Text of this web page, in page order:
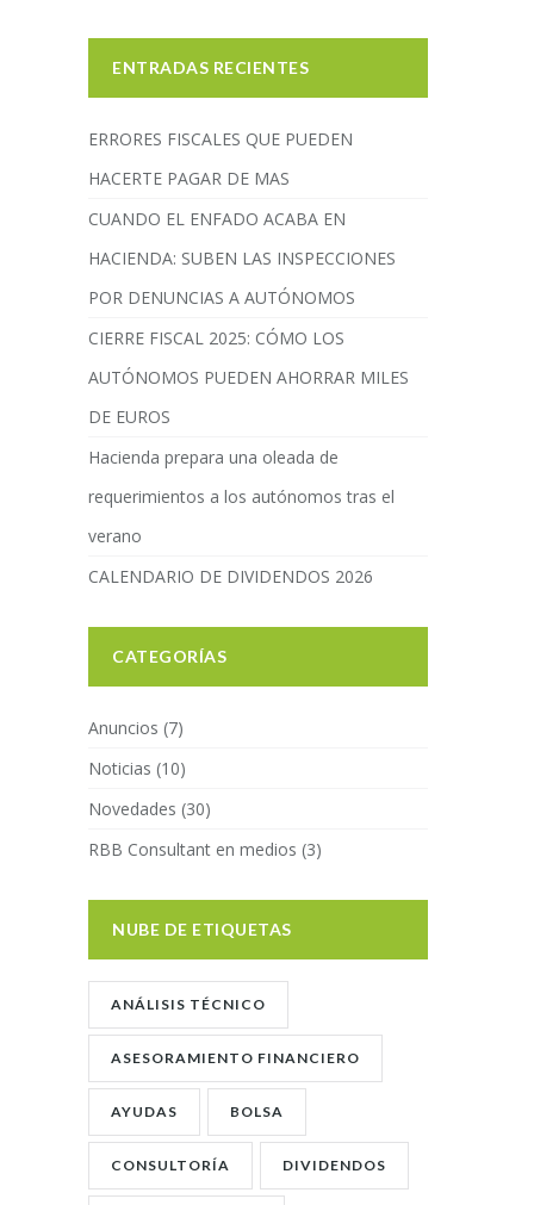
ENTRADAS RECIENTES
ERRORES FISCALES QUE PUEDEN
HACERTE PAGAR DE MAS
CUANDO EL ENFADO ACABA EN
HACIENDA: SUBEN LAS INSPECCIONES
POR DENUNCIAS A AUTÓNOMOS
CIERRE FISCAL 2025: CÓMO LOS
AUTÓNOMOS PUEDEN AHORRAR MILES
DE EUROS
Hacienda prepara una oleada de
requerimientos a los autónomos tras el
verano
CALENDARIO DE DIVIDENDOS 2026
CATEGORÍAS
Anuncios (7)
Noticias (10)
Novedades (30)
RBB Consultant en medios (3)
NUBE DE ETIQUETAS
ANÁLISIS TÉCNICO
ASESORAMIENTO FINANCIERO
AYUDAS BOLSA
CONSULTORÍA DIVIDENDOS